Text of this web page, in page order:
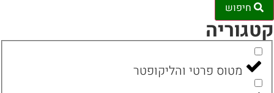
חיפוש
מטוס פרטי והליקופטר